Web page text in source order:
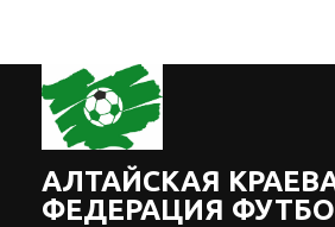
АЛТАЙСКАЯ
ФЕДЕРАЦИЯ